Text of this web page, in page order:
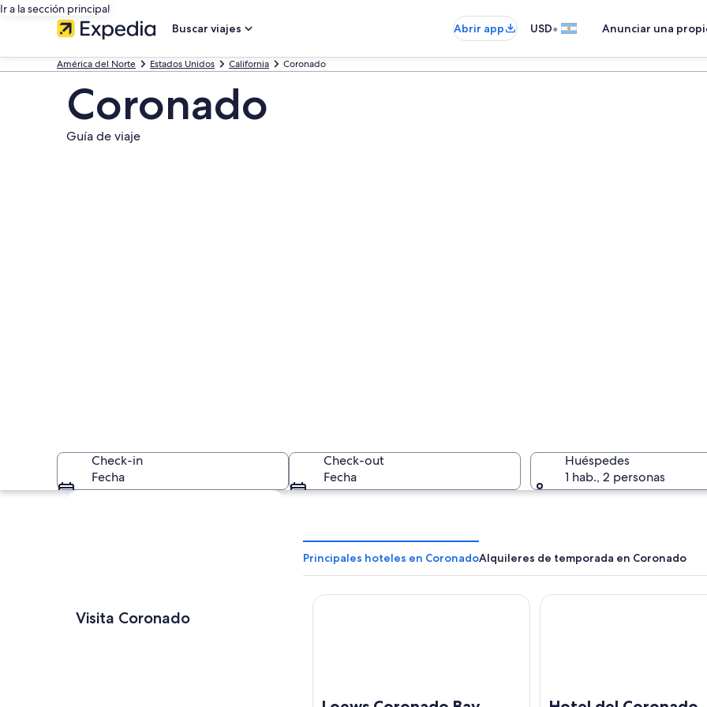
Ir a la sección principal
Buscar viajes
Abrir app USD• Anunciar una
América del Norte Estados Unidos California Coronado
Coronado
Guía de viaje
Un partido de voleibol de playa con jugadores con shorts rojos y azules. Al fondo, se ve un
Check-in
Fecha
Check-out
Fecha
Huéspedes
1 hab., 2 personas
Ver mapa
Visita Coronado
Principales hoteles en CoronadoAlquileres de temporada en Coronado
Loews Coronado Bay Resort Hotel del Coronado, Curio